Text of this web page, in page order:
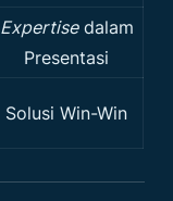
Expertisedalam
Presentasi
Solusi Win-Win